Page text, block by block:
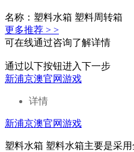
名称：塑料水箱 塑料周转箱
更多推荐 > >
可在线通过咨询了解详情
通过以下按钮进入下一步
新浦京澳官网游戏
详情
新浦京澳官网游戏
塑料水箱 塑料水箱主要是采